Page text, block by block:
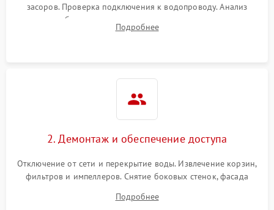
засоров. Проверка подключения к водопроводу. Анализ
жалоб на отсутствие слива, нагрева, вращения
разбрызгивателей или срабатывание системы защиты
Подробнее
2. Демонтаж и обеспечение доступа
Отключение от сети и перекрытие воды. Извлечение корзин,
фильтров и импеллеров. Снятие боковых стенок, фасада
циркуляционному насосу, ТЭНу и сливной помпе.
Подробнее